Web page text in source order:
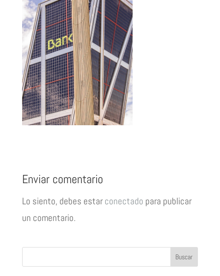
Enviar comentario
Lo siento, debes estar conectado para publicar
un comentario.